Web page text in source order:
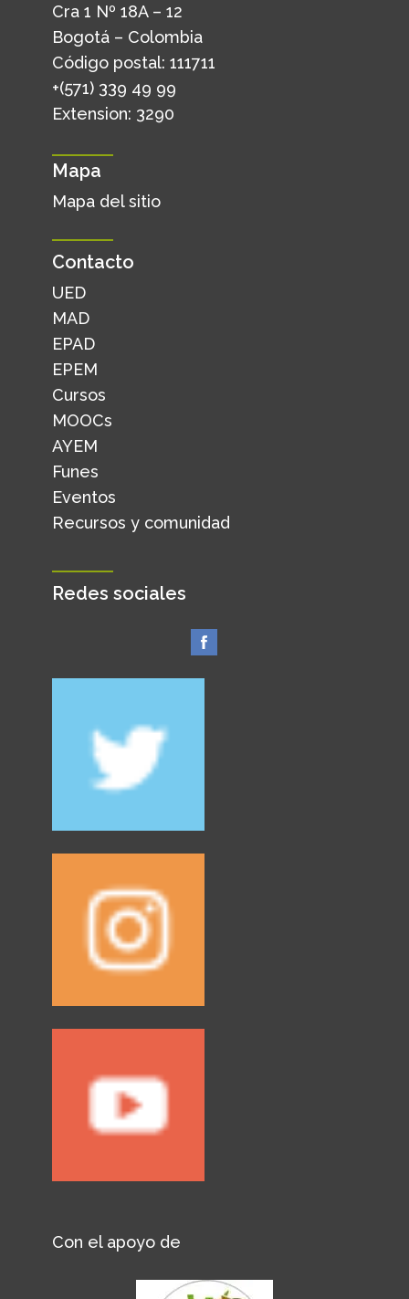
Cra 1 Nº 18A – 12
Bogotá – Colombia
Código postal: 111711
+(571) 339 49 99
Extension: 3290
Mapa
Mapa del sitio
Contacto
UED
MAD
EPAD
EPEM
Cursos
MOOCs
AYEM
Funes
Eventos
Recursos y comunidad
Redes sociales
Con el apoyo de